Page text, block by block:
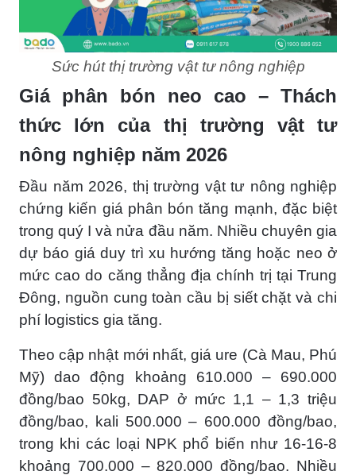
Sức hút thị trường vật tư nông nghiệp
Giá phân bón neo cao – Thách
thức lớn của thị trường vật tư
nông nghiệp năm 2026
Đầu năm 2026, thị trường vật tư nông nghiệp
chứng kiến giá phân bón tăng mạnh, đặc biệt
trong quý I và nửa đầu năm. Nhiều chuyên gia
dự báo giá duy trì xu hướng tăng hoặc neo ở
mức cao do căng thẳng địa chính trị tại Trung
Đông, nguồn cung toàn cầu bị siết chặt và chi
phí logistics gia tăng.
Theo cập nhật mới nhất, giá ure (Cà Mau, Phú
Mỹ) dao động khoảng 610.000 – 690.000
đồng/bao 50kg, DAP ở mức 1,1 – 1,3 triệu
đồng/bao, kali 500.000 – 600.000 đồng/bao,
trong khi các loại NPK phổ biến như 16-16-8
khoảng 700.000 – 820.000 đồng/bao. Nhiều